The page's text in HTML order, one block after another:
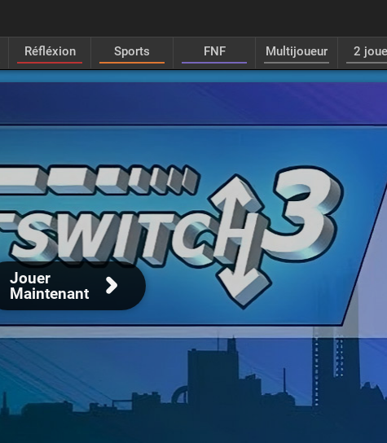
Réfléxion Sports FNF Multijoueur 2
Jouer
Maintenant